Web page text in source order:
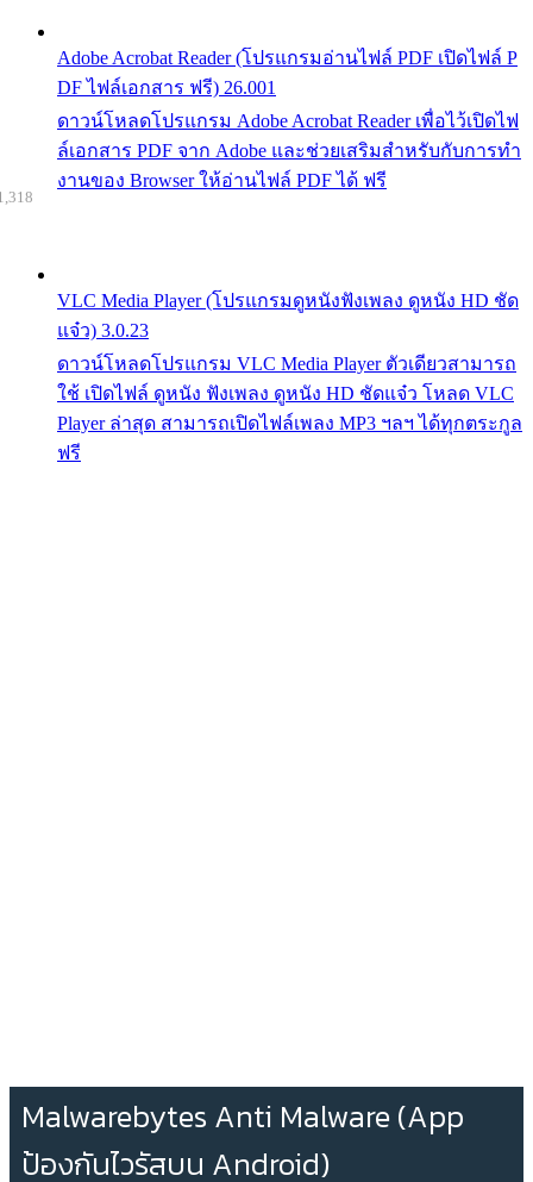
Adobe Acrobat Reader (โปรแกรมอ่านไฟล์ PDF เปิดไฟล์ P
DF ไฟล์เอกสาร ฟรี) 26.001
ดาวน์โหลดโปรแกรม Adobe Acrobat Reader เพื่อไว้เปิดไฟ
ล์เอกสาร PDF จาก Adobe และช่วยเสริมสำหรับกับการทำ
งานของ Browser ให้อ่านไฟล์ PDF ได้ ฟรี
VLC Media Player (โปรแกรมดูหนังฟังเพลง ดูหนัง HD ชัด
แจ๋ว) 3.0.23
ดาวน์โหลดโปรแกรม VLC Media Player ตัวเดียวสามารถ
ใช้ เปิดไฟล์ ดูหนัง ฟังเพลง ดูหนัง HD ชัดแจ๋ว โหลด VLC
Player ล่าสุด สามารถเปิดไฟล์เพลง MP3 ฯลฯ ได้ทุกตระกูล
ฟรี
Malwarebytes Anti Malware (App
ป้องกันไวรัสบน Android)